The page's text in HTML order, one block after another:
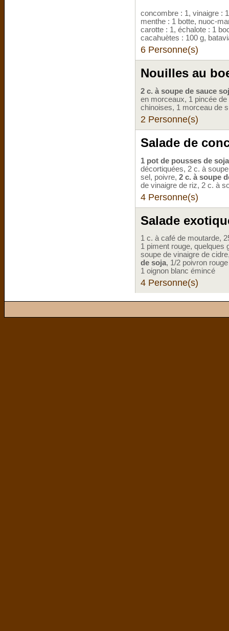
concombre : 1, vinaigre :
menthe : 1 botte, nuoc-
carotte : 1, échalote : 1
cacahuètes : 100 g,
6 Personne(s)
Nouilles au
2 c. à soupe de sauce
en morceaux, 1 pincée
chinoises, 1 morceau de
2 Personne(s)
Salade de
1 pot de pousses de soja
décortiquées, 2 c. à
sel, poivre, 2 c. à soupe
de vinaigre de riz, 2 c. à
4 Personne(s)
Salade
1 c. à café de moutarde,
1 piment rouge,
soupe de vinaigre de
de soja, 1/2 poivron
1 oignon blanc émincé
4 Personne(s)